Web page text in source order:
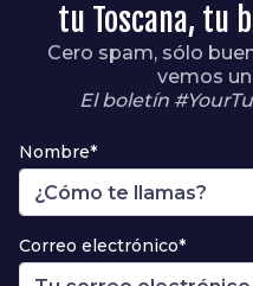
tu Toscana, tu
Cero spam, sólo
vemos
El boletín
Nombre*
Correo electrónico*